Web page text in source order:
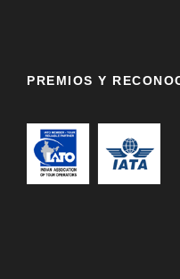
PREMIOS Y